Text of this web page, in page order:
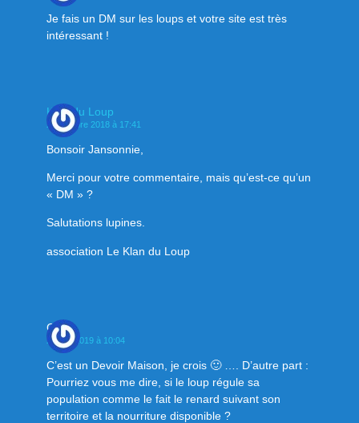
Je fais un DM sur les loups et votre site est très
intéressant !
Klan du Loup
23 octobre 2018 à 17:41
Bonsoir Jansonnie,
Merci pour votre commentaire, mais qu’est-ce qu’un
« DM » ?
Salutations lupines.
association Le Klan du Loup
Chris
29 mai 2019 à 10:04
C’est un Devoir Maison, je crois 🙂 …. D’autre part :
Pourriez vous me dire, si le loup régule sa
population comme le fait le renard suivant son
territoire et la nourriture disponible ?